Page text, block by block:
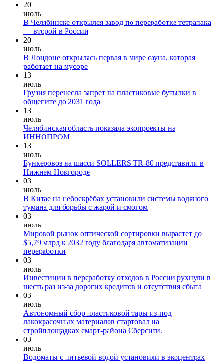
20
июль
В Челябинске открылся завод по переработке тетрапака
— второй в России
20
июль
В Лондоне открылась первая в мире сауна, которая
работает на мусоре
13
июль
Грузия перенесла запрет на пластиковые бутылки в
общепите до 2031 года
13
июль
Челябинская область показала экопроекты на
ИННОПРОМ
13
июль
Бункеровоз на шасси SOLLERS TR-80 представили в
Нижнем Новгороде
03
июль
В Китае на небоскрёбах установили системы водяного
тумана для борьбы с жарой и смогом
03
июль
Мировой рынок оптической сортировки вырастет до
$5,79 млрд к 2032 году благодаря автоматизации
переработки
03
июль
Инвестиции в переработку отходов в России рухнули в
шесть раз из-за дорогих кредитов и отсутствия сбыта
03
июль
Автономный сбор пластиковой тары из-под
лакокрасочных материалов стартовал на
стройплощадках смарт-района Сберсити.
03
июль
Водоматы с питьевой водой установили в экоцентрах